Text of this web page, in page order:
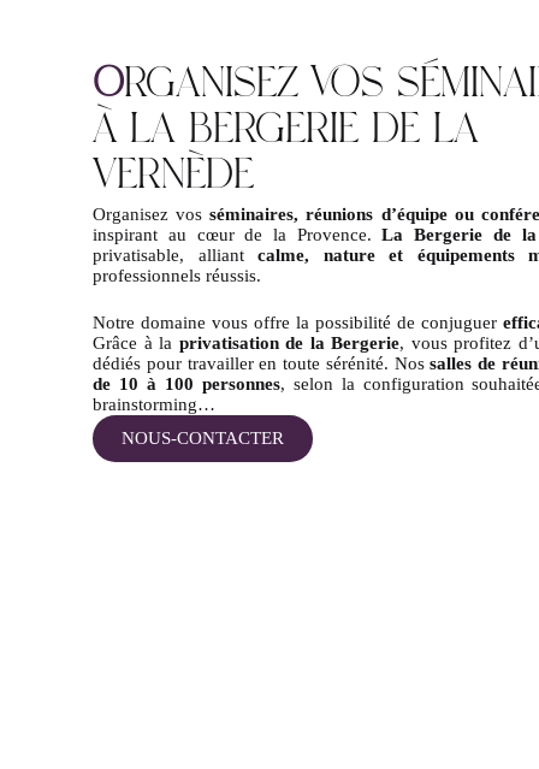
ORGANISEZ VOS
À LA BERGERIE DE LA
VERNÈDE
Organisez vosséminaires, réunions d’équipe ou
inspirant au cœur de la Provence.La Bergerie de la
privatisable, alliantcalme, nature et équipements
professionnels réussis.
Notre domaine vous offre la possibilité de conjuguer
Grâce à la privatisation de la Bergerie, vous profitez
dédiés pour travailler en toute sérénité. Nossalles de
de 10 à 100 personnes, selon la configuration
brainstorming…
NOUS-CONTACTER